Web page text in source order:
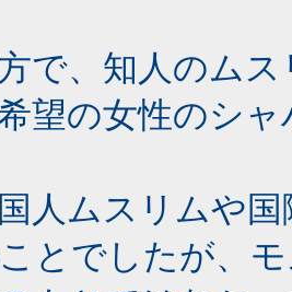
で、知人のム
望の女性のシ
人ムスリムや
とでしたが、